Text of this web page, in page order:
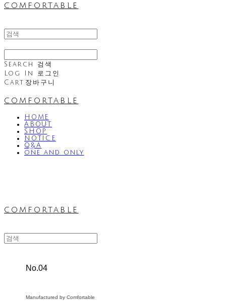
comfortable
Search
검색
Log In
로그인
Cart 장바구니
comfortable
HOME
ABOUT
SHOP
NOTICE
Q&A
one and only
comfortable
No.04
Manufactured by Comfortable